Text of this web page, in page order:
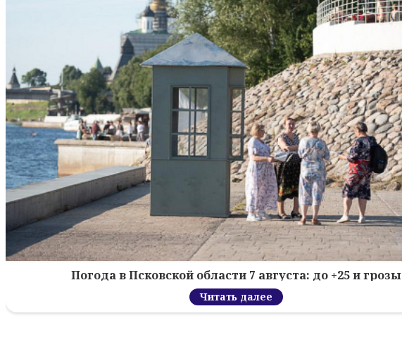
Погода в Псковской области 7 августа: до +25 и грозы
Читать далее